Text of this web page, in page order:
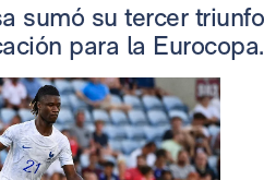
sumó su tercer triunfo
para la Eurocopa.